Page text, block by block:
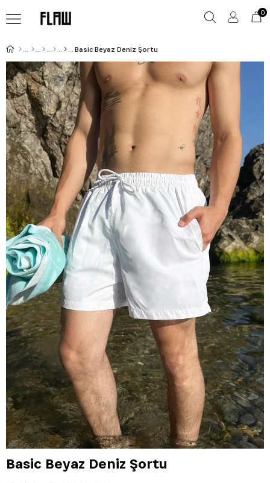
0
Basic Beyaz Deniz Şortu
Basic Beyaz Deniz Şortu